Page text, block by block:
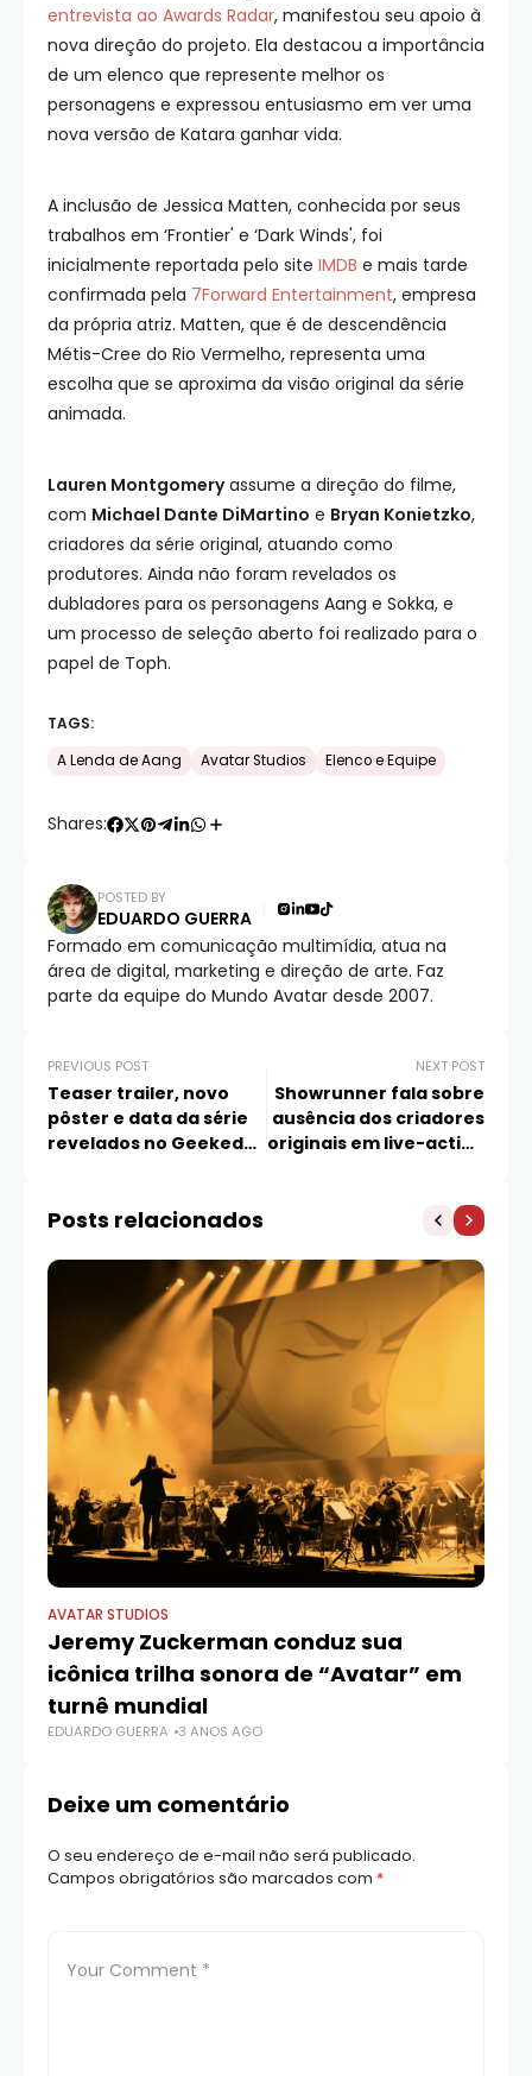
entrevista ao Awards Radar, manifestou seu apoio à
nova direção do projeto. Ela destacou a importância
de um elenco que represente melhor os
personagens e expressou entusiasmo em ver uma
nova versão de Katara ganhar vida.
A inclusão de Jessica Matten, conhecida por seus
trabalhos em ‘Frontier' e ‘Dark Winds', foi
inicialmente reportada pelo site IMDB e mais tarde
confirmada pela 7Forward Entertainment, empresa
da própria atriz. Matten, que é de descendência
Métis-Cree do Rio Vermelho, representa uma
escolha que se aproxima da visão original da série
animada.
Lauren Montgomeryassume a direção do filme,
com Michael Dante DiMartino e Bryan Konietzko,
criadores da série original, atuando como
produtores. Ainda não foram revelados os
dubladores para os personagens Aang e Sokka, e
um processo de seleção aberto foi realizado para o
papel de Toph.
TAGS:
A Lenda de Aang
Avatar Studios Elenco e Equipe
Shares:
POSTED BY
EDUARDO GUERRA
Formado em comunicação multimídia, atua na
área de digital, marketing e direção de arte. Faz
parte da equipe do Mundo Avatar desde 2007.
PREVIOUS POST
Teaser trailer, novo
pôster e data da série
revelados no Geeked
NEXT POST
Showrunner fala sobre
ausência dos criadores
originais em live-action
Posts relacionados
AVATAR STUDIOS
Jeremy Zuckerman conduz sua
icônica trilha sonora de “Avatar” em
turnê mundial
EDUARDO GUERRA 3 ANOS AGO
Deixe um comentário
O seu endereço de e-mail não será publicado.
Campos obrigatórios são marcados com *